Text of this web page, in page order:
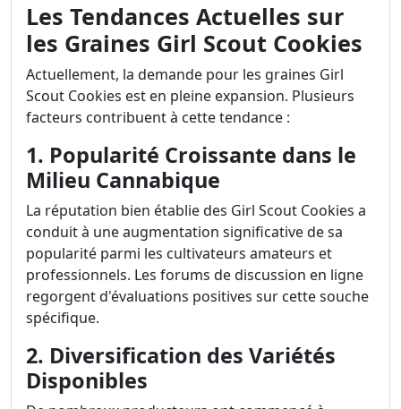
Les Tendances Actuelles sur
les Graines Girl Scout Cookies
Actuellement, la demande pour les graines Girl
Scout Cookies est en pleine expansion. Plusieurs
facteurs contribuent à cette tendance :
1. Popularité Croissante dans le
Milieu Cannabique
La réputation bien établie des Girl Scout Cookies a
conduit à une augmentation significative de sa
popularité parmi les cultivateurs amateurs et
professionnels. Les forums de discussion en ligne
regorgent d'évaluations positives sur cette souche
spécifique.
2. Diversification des Variétés
Disponibles